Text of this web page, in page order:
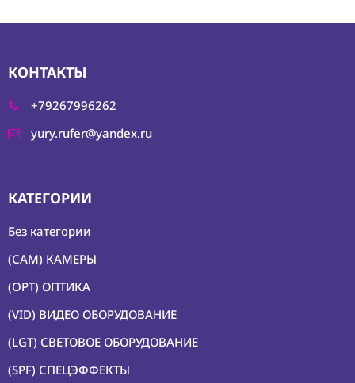
КОНТАКТЫ
+79267996262
yury.rufer@yandex.ru
КАТЕГОРИИ
Без категории
(CAM) КАМЕРЫ
(OPT) ОПТИКА
(VID) ВИДЕО ОБОРУДОВАНИЕ
(LGT) СВЕТОВОЕ ОБОРУДОВАНИЕ
(SPF) СПЕЦЭФФЕКТЫ